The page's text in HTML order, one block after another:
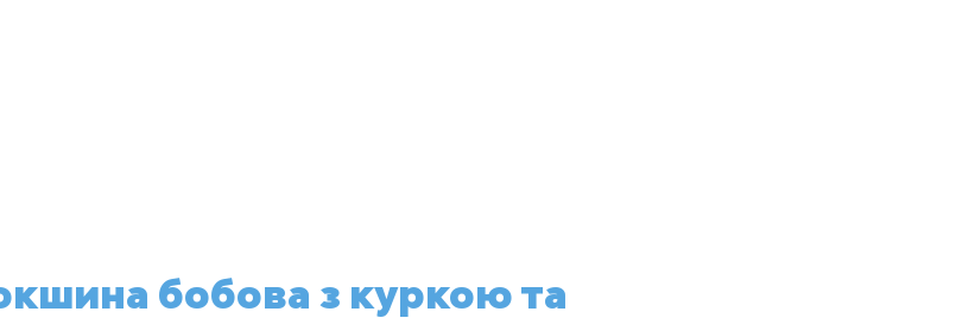
бобова з куркою та